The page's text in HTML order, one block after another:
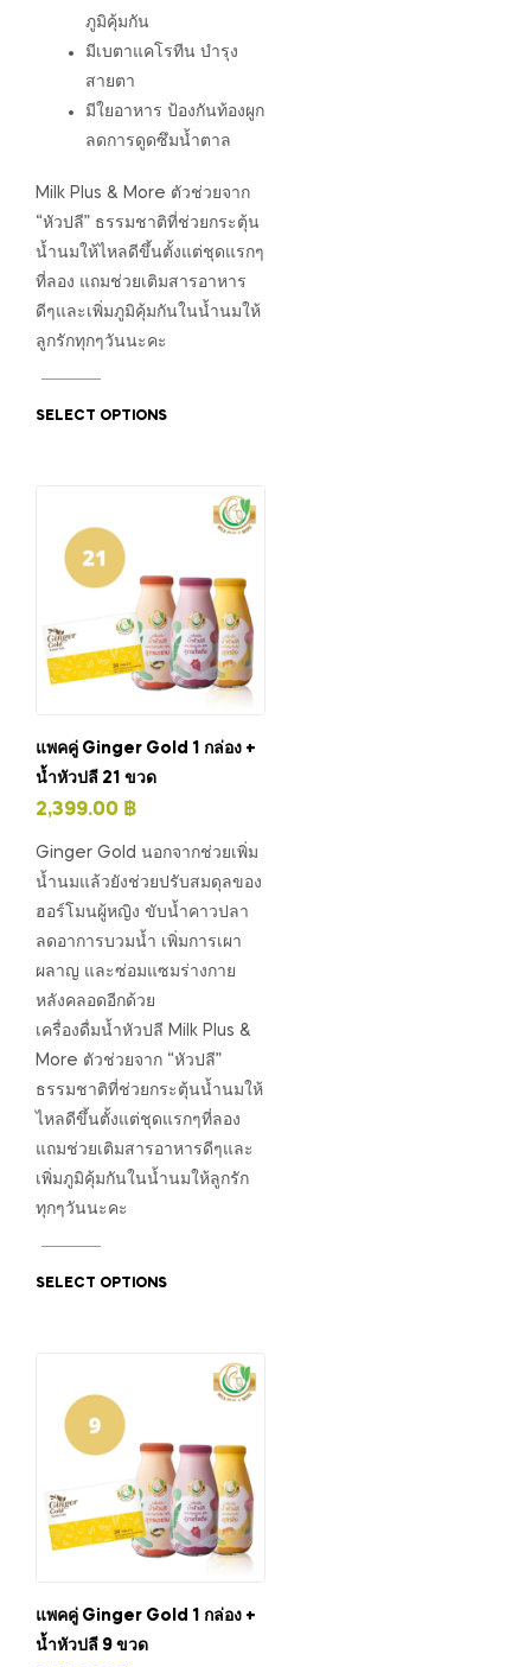
ภูมิคุ้มกัน
มีเบตาแคโรทีน บำรุง
สายตา
มีใยอาหาร ป้องกันท้องผูก
ลดการดูดซึมน้ำตาล
Milk Plus & More ตัวช่วยจาก
“หัวปลี” ธรรมชาติที่ช่วยกระตุ้น
น้ำนมให้ไหลดีขึ้นตั้งแต่ชุดแรกๆ
ที่ลอง แถมช่วยเติมสารอาหาร
ดีๆและเพิ่มภูมิคุ้มกันในน้ำนมให้
ลูกรักทุกๆวันนะคะ
SELECT OPTIONS
แพคคู่ Ginger Gold 1 กล่อง +
น้ำหัวปลี 21 ขวด
2,399.00 ฿
Ginger Gold นอกจากช่วยเพิ่ม
น้ำนมแล้วยังช่วยปรับสมดุลของ
ฮอร์โมนผู้หญิง ขับน้ำคาวปลา
ลดอาการบวมน้ำ เพิ่มการเผา
ผลาญ และซ่อมแซม​ร่างกาย
หลังคลอดอีกด้วย
เครื่องดื่มน้ำหัวปลี Milk Plus &
More ตัวช่วยจาก “หัวปลี”
ธรรมชาติที่ช่วยกระตุ้นน้ำนมให้
ไหลดีขึ้นตั้งแต่ชุดแรกๆที่ลอง
แถมช่วยเติมสารอาหารดีๆและ
เพิ่มภูมิคุ้มกันในน้ำนมให้ลูกรัก
ทุกๆวันนะคะ
SELECT OPTIONS
แพคคู่ Ginger Gold 1 กล่อง +
น้ำหัวปลี 9 ขวด